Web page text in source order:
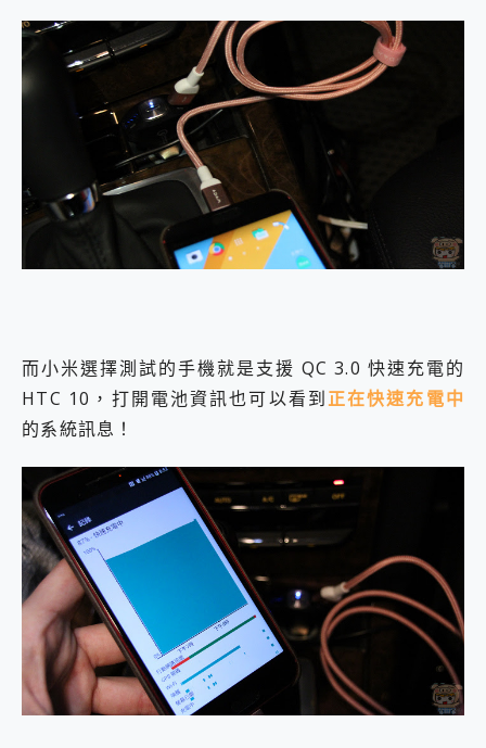
而小米選擇測試的手機就是支援 QC 3.0 快速充電的
HTC 10，打開電池資訊也可以看到正在快速充電中
的系統訊息！